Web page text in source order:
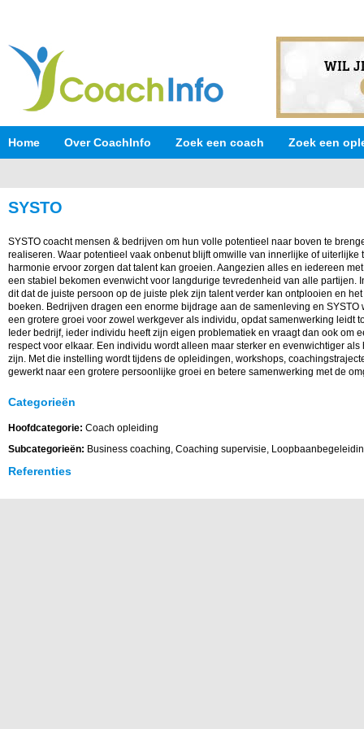
Home Over CoachInfo Zoek een coach Zoek een
SYSTO
SYSTO coacht mensen & bedrijven om hun volle potentieel naar boven te
realiseren. Waar potentieel vaak onbenut blijft omwille van innerlijke of uiterlijke
harmonie ervoor zorgen dat talent kan groeien. Aangezien alles en iedereen
een stabiel bekomen evenwicht voor langdurige tevredenheid van alle partijen.
dit dat de juiste persoon op de juiste plek zijn talent verder kan ontplooien en
boeken. Bedrijven dragen een enorme bijdrage aan de samenleving en
een grotere groei voor zowel werkgever als individu, opdat samenwerking leidt
Ieder bedrijf, ieder individu heeft zijn eigen problematiek en vraagt dan ook om
respect voor elkaar. Een individu wordt alleen maar sterker en evenwichtiger
zijn. Met die instelling wordt tijdens de opleidingen, workshops,
gewerkt naar een grotere persoonlijke groei en betere samenwerking met de
Categorieën
Hoofdcategorie: Coach opleiding
Subcategorieën: Business coaching, Coaching supervisie,
Referenties